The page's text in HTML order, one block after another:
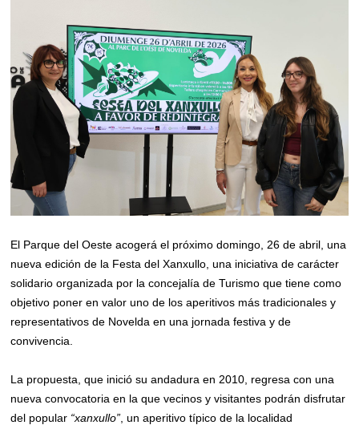
El Parque del Oeste acogerá el próximo domingo, 26 de abril, una
nueva edición de la Festa del Xanxullo, una iniciativa de carácter
solidario organizada por la concejalía de Turismo que tiene como
objetivo poner en valor uno de los aperitivos más tradicionales y
representativos de Novelda en una jornada festiva y de
convivencia.
La propuesta, que inició su andadura en 2010, regresa con una
nueva convocatoria en la que vecinos y visitantes podrán disfrutar
del popular “xanxullo” , un aperitivo típico de la localidad